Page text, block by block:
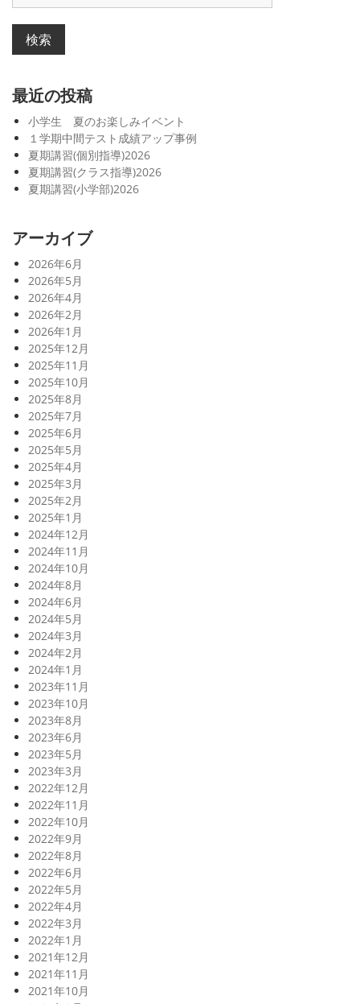
ョ
ン
最近の投稿
小学生 夏のお楽しみイベント
１学期中間テスト成績アップ事例
夏期講習(個別指導)2026
夏期講習(クラス指導)2026
夏期講習(小学部)2026
アーカイブ
2026年6月
2026年5月
2026年4月
2026年2月
2026年1月
2025年12月
2025年11月
2025年10月
2025年8月
2025年7月
2025年6月
2025年5月
2025年4月
2025年3月
2025年2月
2025年1月
2024年12月
2024年11月
2024年10月
2024年8月
2024年6月
2024年5月
2024年3月
2024年2月
2024年1月
2023年11月
2023年10月
2023年8月
2023年6月
2023年5月
2023年3月
2022年12月
2022年11月
2022年10月
2022年9月
2022年8月
2022年6月
2022年5月
2022年4月
2022年3月
2022年1月
2021年12月
2021年11月
2021年10月